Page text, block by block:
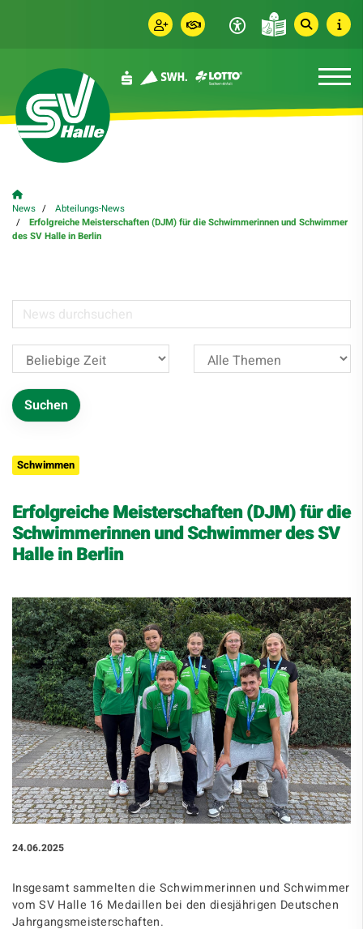
News
Abteilungs-News
Erfolgreiche Meisterschaften (DJM) für die Schwimmerinnen und Schwimmer
des SV Halle in Berlin
Schwimmen
Erfolgreiche Meisterschaften (DJM) für die
Schwimmerinnen und Schwimmer des SV
Halle in Berlin
24.06.2025
Insgesamt sammelten die Schwimmerinnen und Schwimmer
vom SV Halle 16 Medaillen bei den diesjährigen Deutschen
Jahrgangsmeisterschaften.